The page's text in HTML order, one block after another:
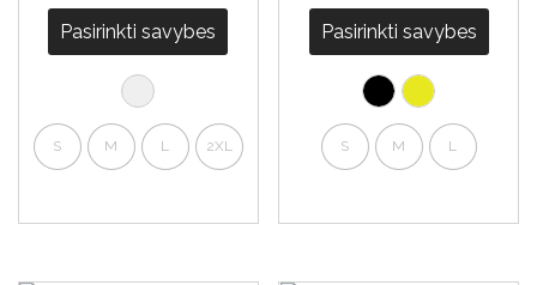
Pasirinkti savybes
S M L 2XL
Pasirinkti savybes
S M L